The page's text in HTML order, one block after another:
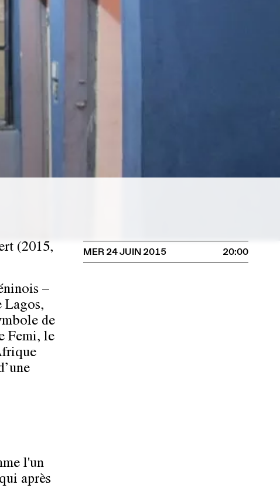
(2015,
–
Lagos,
de
Femi, le
l'un
après
MER 24 JUIN 2015 20:00